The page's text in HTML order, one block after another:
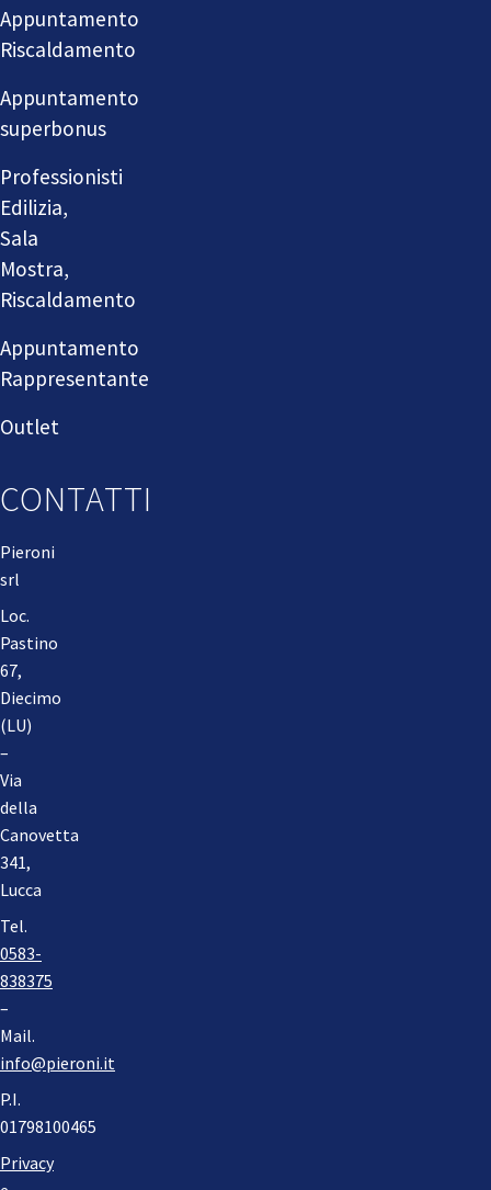
Appuntamento
Riscaldamento
Appuntamento
superbonus
Professionisti
Edilizia,
Sala
Mostra,
Riscaldamento
Appuntamento
Rappresentante
Outlet
CONTATTI
Pieroni
srl
Loc.
Pastino
67,
Diecimo
(LU)
–
Via
della
Canovetta
341,
Lucca
Tel.
0583-
838375
–
Mail.
info@pieroni.it
P.I.
01798100465
Privacy